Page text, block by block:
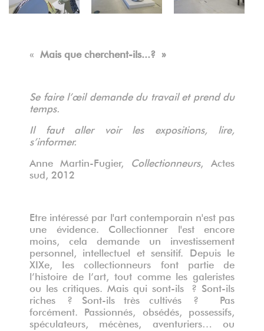
« Mais que cherchent-ils...? »
Se faire l’œil demande du travail et prend du
temps.
Il faut aller voir les expositions, lire,
s’informer.
Anne Martin-Fugier, Collectionneurs, Actes
sud, 2012
Etre intéressé par l'art contemporain n'est pas
une évidence. Collectionner l'est encore
moins, cela demande un investissement
personnel, intellectuel et sensitif. Depuis le
XIXe, Ies collectionneurs font partie de
l’histoire de l’art, tout comme les galeristes
ou les critiques. Mais qui sont-ils ? Sont-ils
riches ? Sont-ils très cultivés ? Pas
forcément. Passionnés, obsédés, possessifs,
spéculateurs, mécènes, aventuriers… ou